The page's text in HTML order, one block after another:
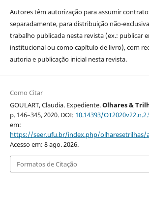
Autores têm autorização para assumir
separadamente, para distribuição não-
trabalho publicada nesta revista (ex.: publicar
institucional ou como capítulo de livro), com
autoria e publicação inicial nesta revista.
Como Citar
GOULART, Claudia. Expediente.Olhares &
p. 146–345, 2020. DOI: 10.14393/
em:
https://seer.ufu.br/index.php/olharesetrilhas/
Acesso em: 8 ago. 2026.
Formatos de Citação